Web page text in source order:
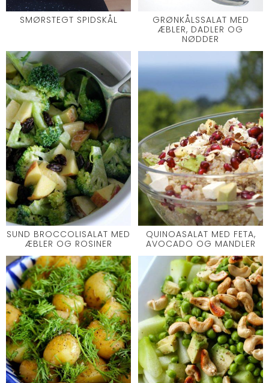
SMØRSTEGT SPIDSKÅL
GRØNKÅLSSALAT MED
ÆBLER, DADLER OG
NØDDER
SUND BROCCOLISALAT MED
ÆBLER OG ROSINER
QUINOASALAT MED FETA,
AVOCADO OG MANDLER